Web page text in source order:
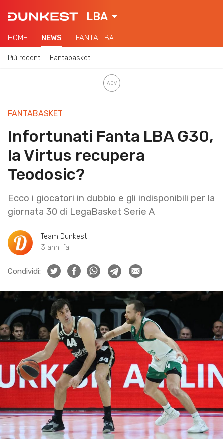
LBA
HOME NEWS FANTA LBA
Più recenti Fantabasket
FANTABASKET
Infortunati Fanta LBA G30,
la Virtus recupera
Teodosic?
Ecco i giocatori in dubbio e gli indisponibili per la
giornata 30 di LegaBasket Serie A
Team Dunkest
3 anni fa
Condividi: